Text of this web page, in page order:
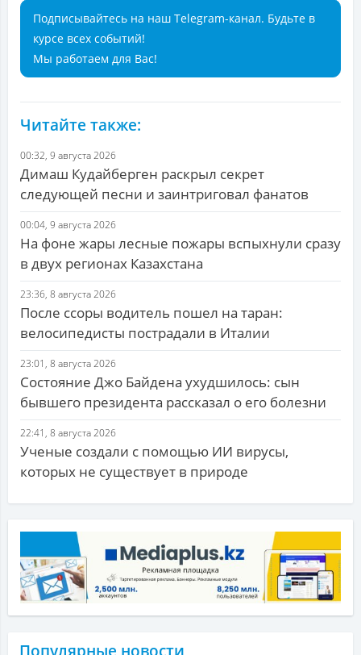
Подписывайтесь на наш Telegram-канал. Будьте в
курсе всех событий!
Мы работаем для Вас!
Читайте также:
00:32, 9 августа 2026
Димаш Кудайберген раскрыл секрет
следующей песни и заинтриговал фанатов
00:04, 9 августа 2026
На фоне жары лесные пожары вспыхнули сразу
в двух регионах Казахстана
23:36, 8 августа 2026
После ссоры водитель пошел на таран:
велосипедисты пострадали в Италии
23:01, 8 августа 2026
Состояние Джо Байдена ухудшилось: сын
бывшего президента рассказал о его болезни
22:41, 8 августа 2026
Ученые создали с помощью ИИ вирусы,
которых не существует в природе